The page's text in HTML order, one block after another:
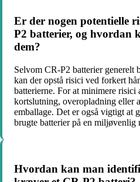
Er der nogen potentielle
P2 batterier, og hvordan
dem?
Selvom CR-P2 batterier generelt
kan der opstå risici ved forkert
batterierne. For at minimere risici
kortslutning, overopladning eller
emballage. Det er også vigtigt at
brugte batterier på en miljøvenlig
Hvordan kan man